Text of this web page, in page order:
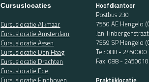
Cursuslocaties
Cursuslocatie Alkmaar
Cursuslocatie Amsterdam
Cursuslocatie Assen
Cursuslocatie Den Haag
Cursuslocatie Drachten
Cursuslocatie Ede
Hoofdkantoor
Postbus 230
7550 AE Hengelo
Jan
7559 SP Hengelo
Tel:088 - 2450000
Fax: 088 - 2450010
Praktijklocatie